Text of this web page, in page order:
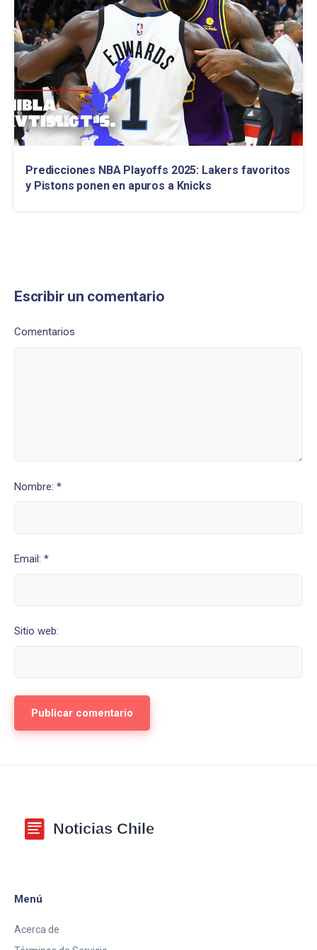
Predicciones NBA Playoffs 2025: Lakers favoritos
y Pistons ponen en apuros a Knicks
Escribir un comentario
Comentarios
Nombre: *
Email: *
Sitio web:
Menú
Acerca de